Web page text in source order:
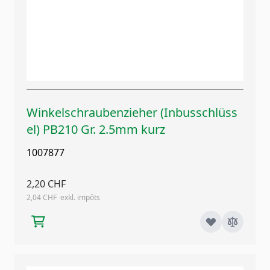
Winkelschraubenzieher (Inbusschlüss
el) PB210 Gr. 2.5mm kurz
1007877
2,20 CHF
2,04 CHF